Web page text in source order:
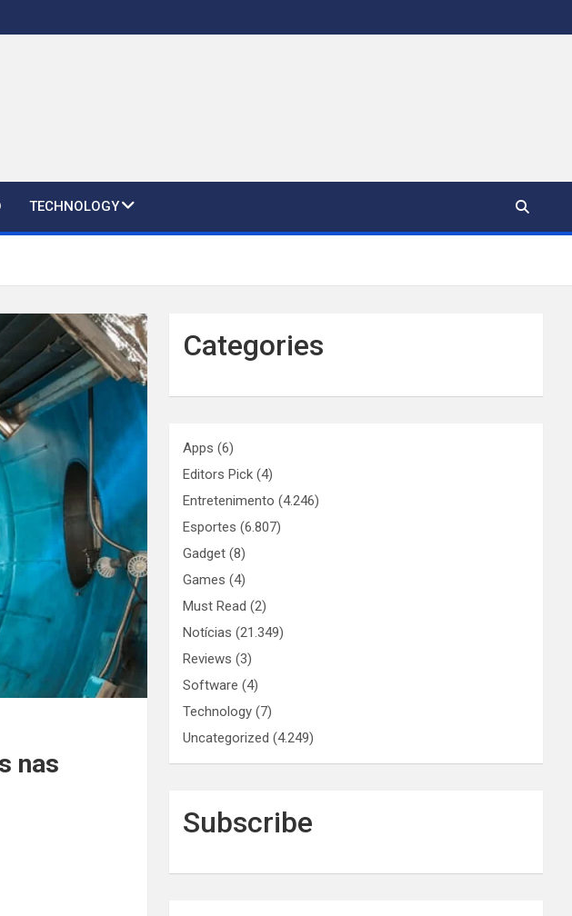
TECHNOLOGY
nas
Categories
Apps (6)
Editors Pick (4)
Entretenimento (4.246)
Esportes (6.807)
Gadget (8)
Games (4)
Must Read (2)
Notícias (21.349)
Reviews (3)
Software (4)
Technology (7)
Uncategorized (4.249)
Subscribe